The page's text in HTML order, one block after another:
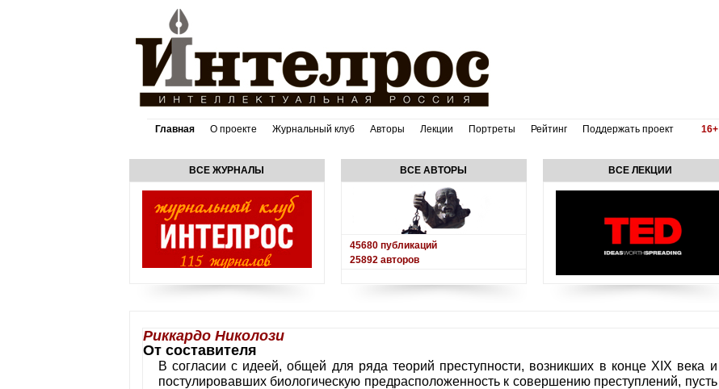
Главная О проекте Журнальный клуб Авторы Лекции Портреты Рейтинг Поддержать проект 16+
ВСЕ ЖУРНАЛЫ ВСЕ АВТОРЫ
45680публикаций
25892авторов
ВСЕ ЛЕКЦИИ
Риккардо Николози
От составителя
В согласии с идеей, общей для ряда теорий преступности, возникших в конце XIX века и
постулировавших биологическую предрасположенность к совершению преступлений, пусть